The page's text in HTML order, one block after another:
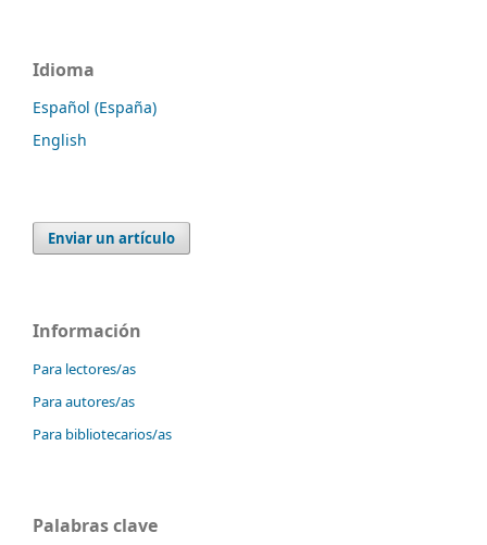
Idioma
Español (España)
English
Enviar un artículo
Información
Para lectores/as
Para autores/as
Para bibliotecarios/as
Palabras clave